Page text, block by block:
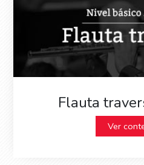
Flauta
Ver